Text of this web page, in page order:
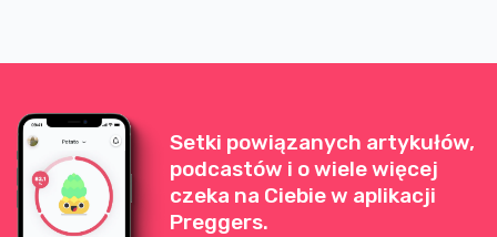
Setki powiązanych artykułów,
podcastów i o wiele więcej
czeka na Ciebie w aplikacji
Preggers.